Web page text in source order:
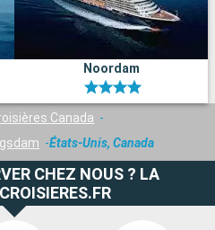
Noordam
Canada
États-Unis, Canada
CHEZ NOUS ? LA